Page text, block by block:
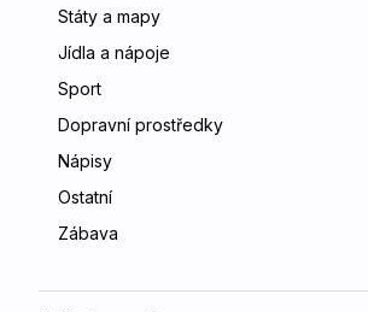
Státy a mapy
Jídla a nápoje
Sport
Dopravní prostředky
Nápisy
Ostatní
Zábava